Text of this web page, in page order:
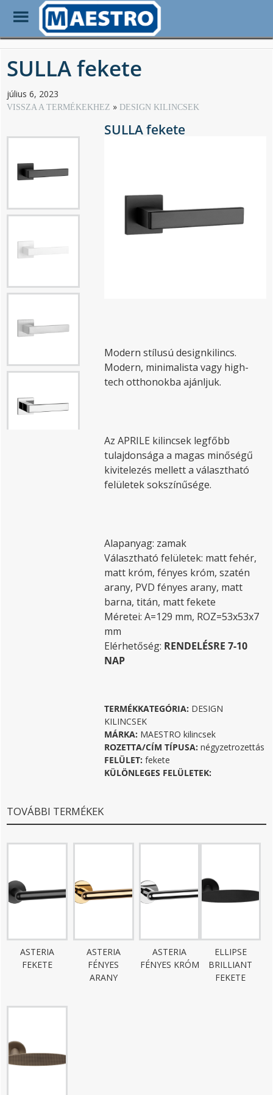
Skip
main
Toggle
Menu
SULLA fekete
július 6, 2023
VISSZA A TERMÉKEKHEZ DESIGN KILINCSEK
SULLA fekete
Modern stílusú designkilincs.
Modern, minimalista vagy high-
tech otthonokba ajánljuk.
Az APRILE kilincsek legfőbb
tulajdonsága a magas minőségű
kivitelezés mellett a választható
felületek sokszínűsége.
Alapanyag: zamak
Választható felületek: matt fehér,
matt króm, fényes króm, szatén
arany, PVD fényes arany, matt
barna, titán, matt fekete
Méretei: A=129 mm, ROZ=53x53x7
mm
Elérhetőség: RENDELÉSRE 7-10
NAP
TERMÉKKATEGÓRIA: DESIGN
KILINCSEK
MÁRKA: MAESTRO kilincsek
ROZETTA/CÍM TÍPUSA: négyzetrozettás
FELÜLET: fekete
KÜLÖNLEGES FELÜLETEK:
TOVÁBBI TERMÉKEK
ASTERIA
FEKETE
ASTERIA
FÉNYES
ARANY
ASTERIA
FÉNYES KRÓM
ELLIPSE
BRILLIANT
FEKETE